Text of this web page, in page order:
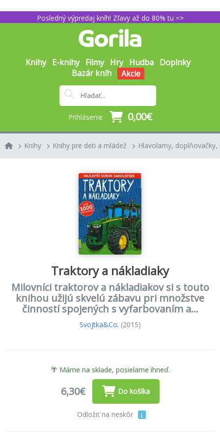
Posledný výpredaj kníh! Zľavy až do 80% tu =>
Knihy E-knihy Filmy Hry Hudba Doplnky
Bazár kníh
Akcie
Prihlásenie 0,00€
Knihy Knihy pre deti a mládež Hlavolamy, doplňovačky,
Traktory a nákladiaky
Milovníci traktorov a nákladiakov si s touto
knihou užijú skvelú zábavu pri množstve
činností spojených s vyfarbovaním a...
Svojtka&Co. (2015)
🌴 Máme na sklade, posielame ihneď.
6,30€ Do košíka
Odložiť na neskôr